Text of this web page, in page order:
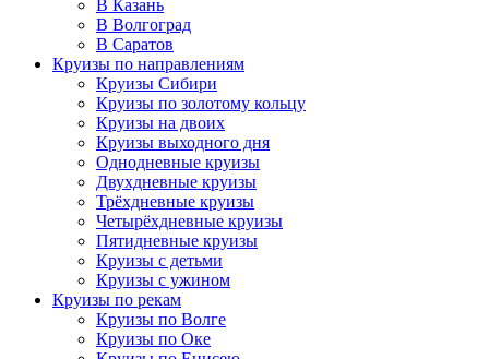
В Казань
В Волгоград
В Саратов
Круизы по направлениям
Круизы Сибири
Круизы по золотому кольцу
Круизы на двоих
Круизы выходного дня
Однодневные круизы
Двухдневные круизы
Трёхдневные круизы
Четырёхдневные круизы
Пятидневные круизы
Круизы с детьми
Круизы с ужином
Круизы по рекам
Круизы по Волге
Круизы по Оке